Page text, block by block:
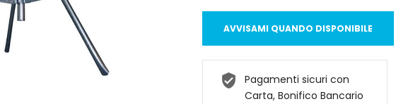
AVVISAMI QUANDO DISPONIBILE
Pagamenti sicuri con
Carta, Bonifico Bancario